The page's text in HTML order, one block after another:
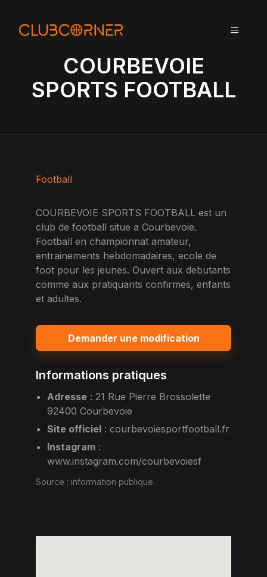
MENU
COURBEVOIE
SPORTS FOOTBALL
Football
COURBEVOIE SPORTS FOOTBALL est un
club de football situe a Courbevoie.
Football en championnat amateur,
entrainements hebdomadaires, ecole de
foot pour les jeunes. Ouvert aux debutants
comme aux pratiquants confirmes, enfants
et adultes.
Demander une modification
Informations pratiques
Adresse :21 Rue Pierre Brossolette
92400 Courbevoie
Site officiel :courbevoiesportfootball.fr
Instagram :
www.instagram.com/courbevoiesf
Source : information publique.